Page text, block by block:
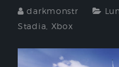
darkmonstr
Stadia
Xbox